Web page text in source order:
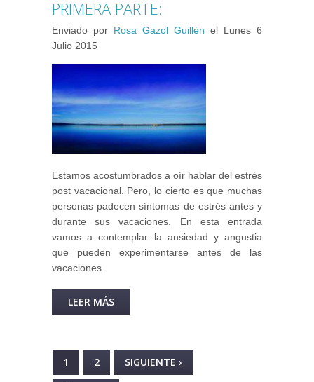
PRIMERA PARTE:
Enviado por Rosa Gazol Guillén el Lunes 6
Julio 2015
Estamos acostumbrados a oír hablar del estrés
post vacacional. Pero, lo cierto es que muchas
personas padecen síntomas de estrés antes y
durante sus vacaciones. En esta entrada
vamos a contemplar la ansiedad y angustia
que pueden experimentarse antes de las
vacaciones.
LEER MÁS
ESTRÉS. PRIMERA PARTE:
PÁGINAS
1 2 SIGUIENTE ›